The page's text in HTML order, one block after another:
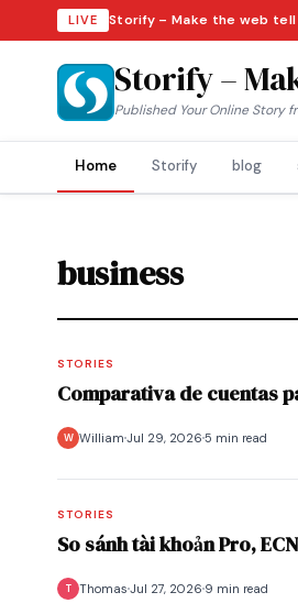
LIVE Storify – Make the web
Storify –
Published Your Online Story
Home Storify blog
business
STORIES
Comparativa de cuentas
W William Jul 29, 2026 5 min read
STORIES
So sánh tài khoản Pro,
T Thomas Jul 27, 2026 9 min read